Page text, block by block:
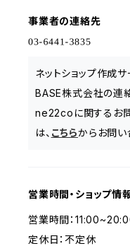
事業者の連絡先
ネットショップ作成
BASE株式会社の連
ne22coに関するお
は、 こちらからお問い
営業時間・ショップ情
営業時間：
定休日：不定休